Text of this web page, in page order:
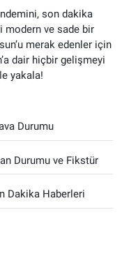
son dakika
modern ve sade bir
merak edenler için
dair hiçbir gelişmeyi
yakala!
Durumu
Durumu ve Fikstür
Dakika Haberleri